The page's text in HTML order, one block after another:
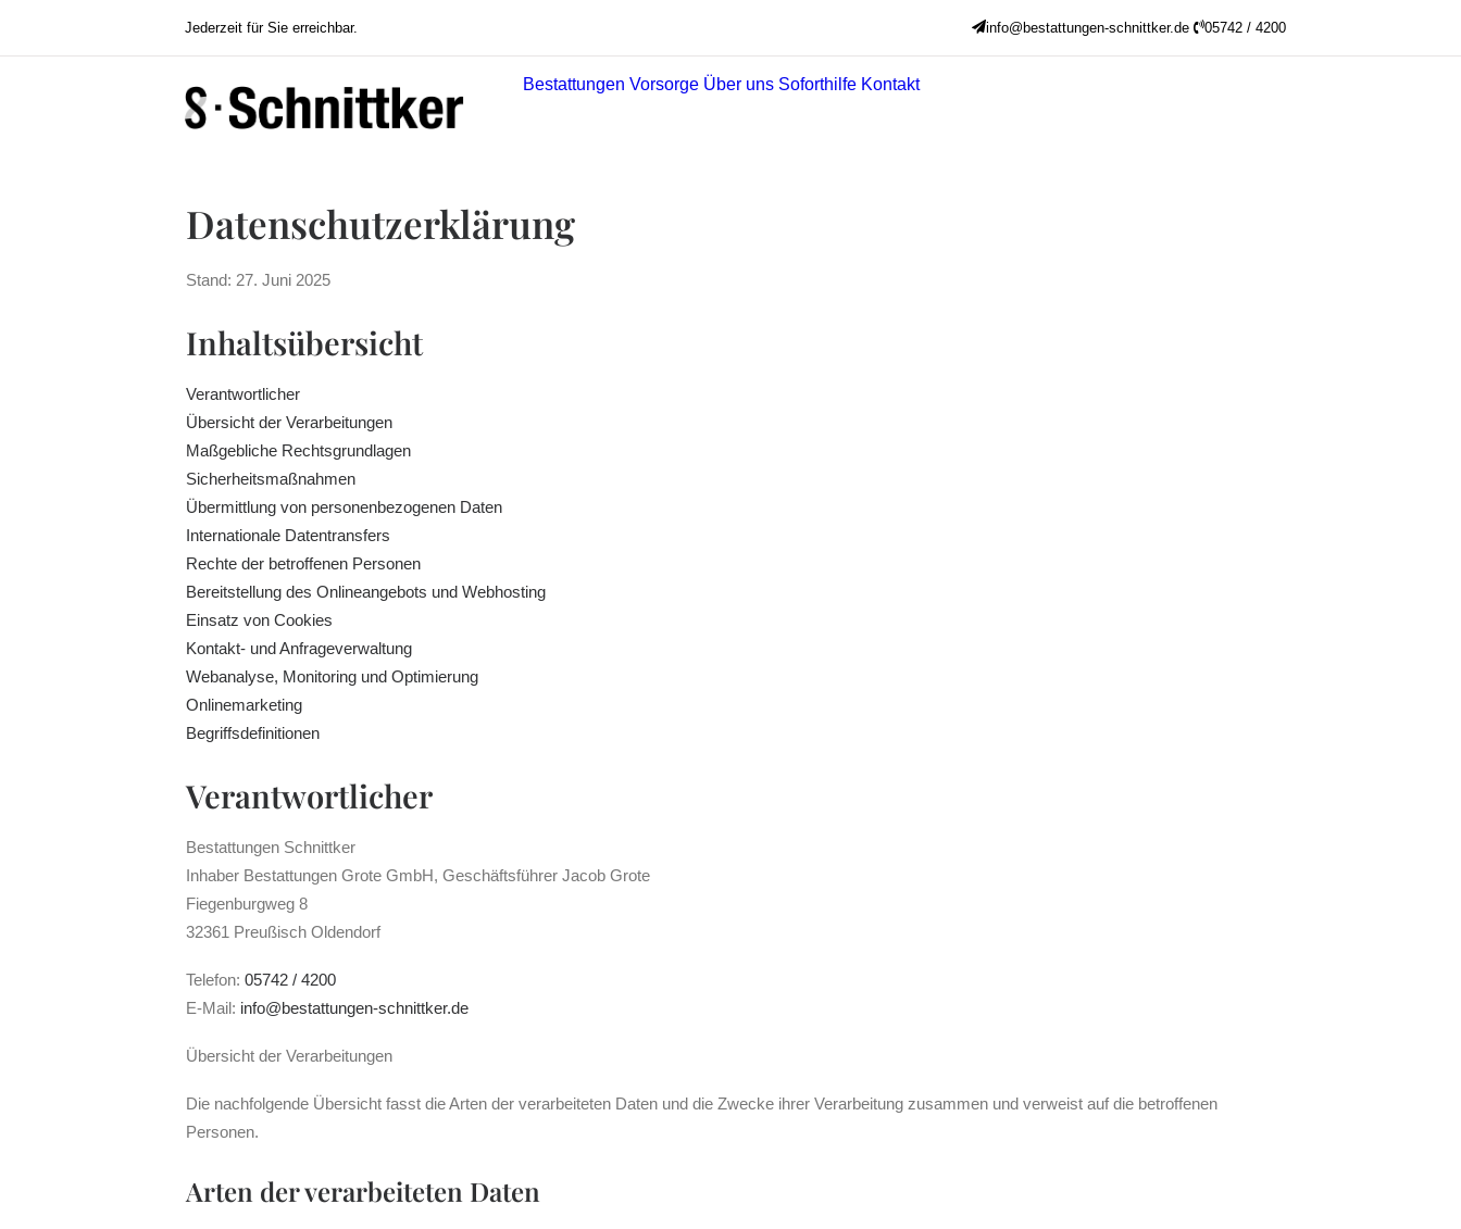
Jederzeit für Sie erreichbar. info@bestattungen-schnittker.de 05742 / 4200
Bestattungen Vorsorge Über uns Soforthilfe Kontakt
Datenschutzerklärung
Stand: 27. Juni 2025
Inhaltsübersicht
Verantwortlicher
Übersicht der Verarbeitungen
Maßgebliche Rechtsgrundlagen
Sicherheitsmaßnahmen
Übermittlung von personenbezogenen Daten
Internationale Datentransfers
Rechte der betroffenen Personen
Bereitstellung des Onlineangebots und Webhosting
Einsatz von Cookies
Kontakt- und Anfrageverwaltung
Webanalyse, Monitoring und Optimierung
Onlinemarketing
Begriffsdefinitionen
Verantwortlicher
Bestattungen Schnittker
Inhaber Bestattungen Grote GmbH, Geschäftsführer Jacob Grote
Fiegenburgweg 8
32361 Preußisch Oldendorf
Telefon: 05742 / 4200
E-Mail: info@bestattungen-schnittker.de
Übersicht der Verarbeitungen
Die nachfolgende Übersicht fasst die Arten der verarbeiteten Daten und die Zwecke ihrer Verarbeitung zusammen und verweist auf die betroffenen
Personen.
Arten der verarbeiteten Daten